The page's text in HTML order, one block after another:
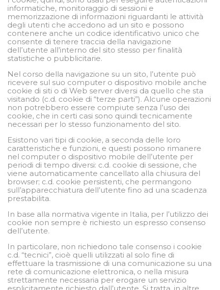
informatiche, monitoraggio di sessioni e
memorizzazione di informazioni riguardanti le attività
degli utenti che accedono ad un sito e possono
contenere anche un codice identificativo unico che
consente di tenere traccia della navigazione
dell’utente all’interno del sito stesso per finalità
statistiche o pubblicitarie.
Nel corso della navigazione su un sito, l’utente può
ricevere sul suo computer o dispositivo mobile anche
cookie di siti o di Web server diversi da quello che sta
visitando (c.d. cookie di “terze parti”). Alcune operazioni
non potrebbero essere compiute senza l’uso dei
cookie, che in certi casi sono quindi tecnicamente
necessari per lo stesso funzionamento del sito.
Esistono vari tipi di cookie, a seconda delle loro
caratteristiche e funzioni, e questi possono rimanere
nel computer o dispositivo mobile dell’utente per
periodi di tempo diversi: c.d. cookie di sessione, che
viene automaticamente cancellato alla chiusura del
browser; c.d. cookie persistenti, che permangono
sull’apparecchiatura dell’utente fino ad una scadenza
prestabilita.
In base alla normativa vigente in Italia, per l’utilizzo dei
cookie non sempre è richiesto un espresso consenso
dell’utente.
In particolare, non richiedono tale consenso i cookie
c.d. “tecnici”, cioè quelli utilizzati al solo fine di
effettuare la trasmissione di una comunicazione su una
rete di comunicazione elettronica, o nella misura
strettamente necessaria per erogare un servizio